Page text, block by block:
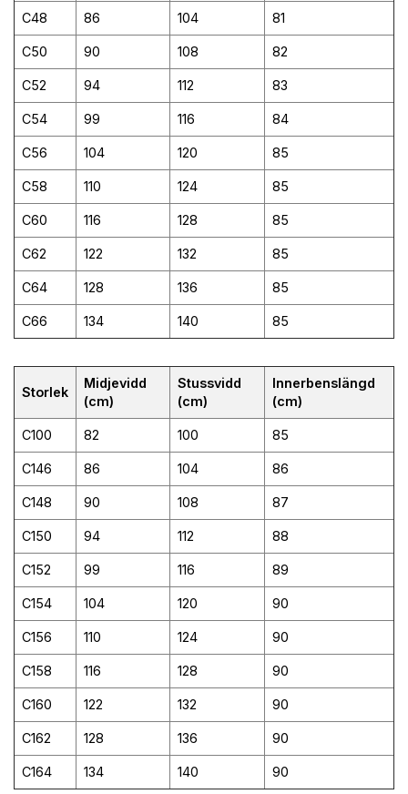
C48 86 104 81
C50 90 108 82
C52 94 112 83
C54 99 116 84
C56 104 120 85
C58 110 124 85
C60 116 128 85
C62 122 132 85
C64 128 136 85
C66 134 140 85
Storlek
Midjevidd
(cm)
Stussvidd
(cm)
Innerbenslängd
(cm)
C100 82 100 85
C146 86 104 86
C148 90 108 87
C150 94 112 88
C152 99 116 89
C154 104 120 90
C156 110 124 90
C158 116 128 90
C160 122 132 90
C162 128 136 90
C164 134 140 90